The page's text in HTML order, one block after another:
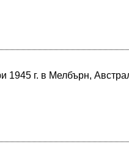
1945 г. в Мелбърн,